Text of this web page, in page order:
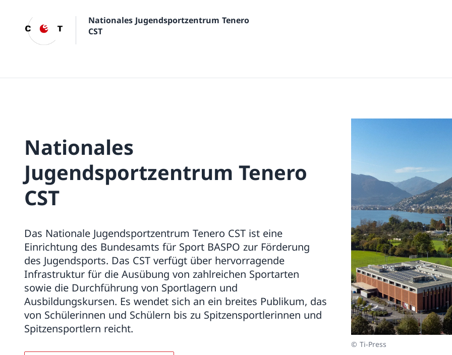
Nationales Jugendsportzentrum Tenero
CST
Nationales
Jugendsportzentrum Tenero
CST
Das Nationale Jugendsportzentrum Tenero CST ist eine
Einrichtung des Bundesamts für Sport BASPO zur Förderung
des Jugendsports. Das CST verfügt über hervorragende
Infrastruktur für die Ausübung von zahlreichen Sportarten
sowie die Durchführung von Sportlagern und
Ausbildungskursen. Es wendet sich an ein breites Publikum, das
von Schülerinnen und Schülern bis zu Spitzensportlerinnen und
Spitzensportlern reicht.
© Ti-Press